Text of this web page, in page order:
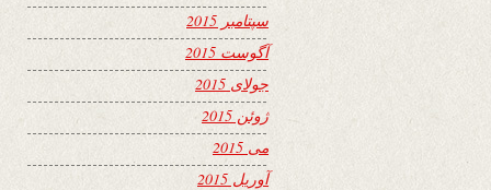
سپتامبر 2015
آگوست 2015
جولای 2015
ژوئن 2015
می 2015
آوریل 2015